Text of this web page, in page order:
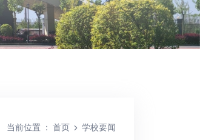
当前位置 ： 首页 学校要闻